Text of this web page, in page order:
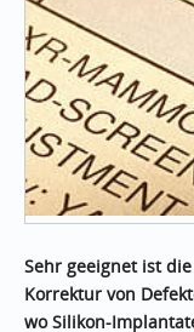
Sehr geeignet ist
Korrektur von
wo Silikon-